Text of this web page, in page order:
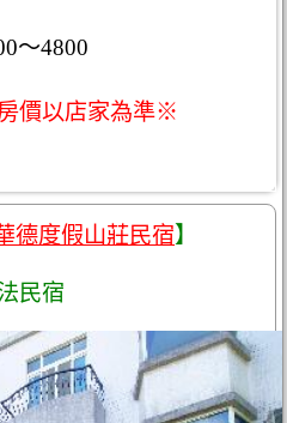
～4800
價以店家為準※
德度假山莊民宿】
民宿